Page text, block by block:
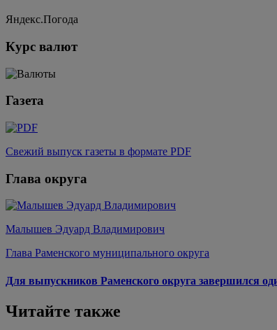
Яндекс.Погода
Курс валют
Газета
Свежий выпуск газеты в формате PDF
Глава округа
Малышев Эдуард Владимирович
Глава Раменского муниципального округа
Для выпускников Раменского округа завершился
Читайте также